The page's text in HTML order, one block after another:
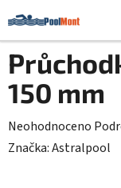
na
obsah
150 mm
Průměrné
hodnocení
Neohodnoceno
Značka:Astralpool